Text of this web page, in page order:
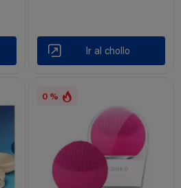
Ir al chollo
0 %